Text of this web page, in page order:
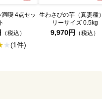
喫 4点セッ
ト
（税込）
(1件)
生わさびの芋（真妻種
リーサイズ 0.5kg
9,970円 （税込）